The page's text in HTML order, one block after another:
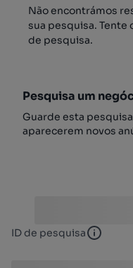
Não encontrámos
sua pesquisa.
de pesquisa.
Pesquisa um
Guarde esta
aparecerem novos
ID de pesquisa ID de